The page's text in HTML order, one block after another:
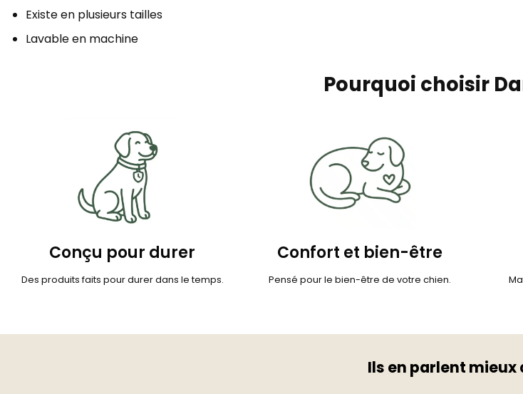
Existe en plusieurs tailles
Lavable en machine
Pourquoi choisir
Conçu pour durer
Des produits faits pour durer dans le temps.
Confort et bien-être
Pensé pour le bien-être de votre chien.
Ils en parlent mieux